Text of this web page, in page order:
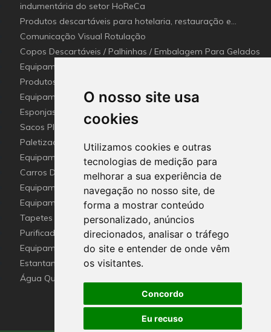
O nosso site usa
cookies
Utilizamos cookies e outras
tecnologias de medição para
melhorar a sua experiência de
navegação no nosso site, de
forma a mostrar conteúdo
personalizado, anúncios
direcionados, analisar o tráfego
do site e entender de onde vêm
os visitantes.
Concordo
Eu recuso
indumentária do setor HoReCa
Produtos descartáveis para hotelaria, restauração e
catering (Canal Horeca)
Comunicação Visual Rotulação
Copos Descartáveis / Palhinhas / Embalagem Para Gelados
Equipamentos para Setor - Hotelaria e Restauração
(Horeca)
Produtos e utensílios Detetaveis para a Indústria Alimentar
Equipamentos e Utensílios de Limpeza
Esponjas esfregões inox e Fibras (Disco de limpeza)
industriais
Sacos Plástico e Mangas de lavandaria Industrial
Paletização e embalagem industrial
Equipamento De Hotel HO.RE.CA
Carros De Apoio & Baldes De Limpeza
Equipamentos Sanitários Para locais Públicos.
Equipamentos para recolha selectiva de resíduos
Tapetes de Entrada Personalizados com Logótipo
Purificador e esterilizador de ar e Nebulizadores
Equipamentos de Emergência
Estantantes e Soluções em Altura
Água Quente Sanitária ( Termoacumulador elétrico )